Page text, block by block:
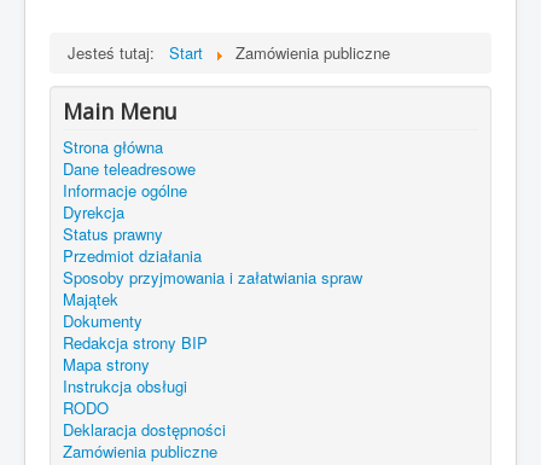
Jesteś tutaj: Start Zamówienia publiczne
Main Menu
Strona główna
Dane teleadresowe
Informacje ogólne
Dyrekcja
Status prawny
Przedmiot działania
Sposoby przyjmowania i załatwiania spraw
Majątek
Dokumenty
Redakcja strony BIP
Mapa strony
Instrukcja obsługi
RODO
Deklaracja dostępności
Zamówienia publiczne